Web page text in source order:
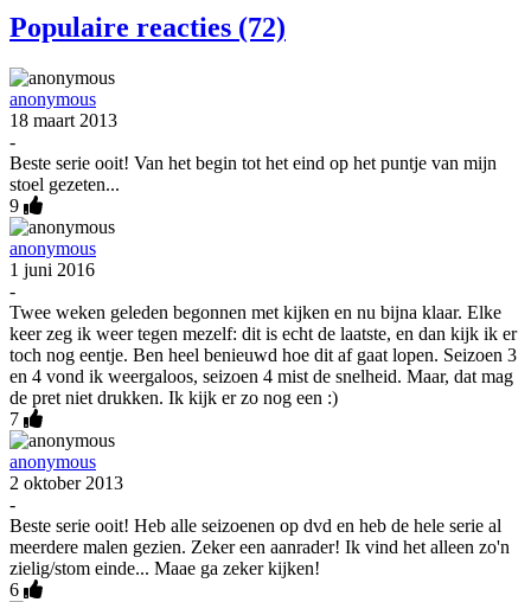
Populaire reacties (72)
anonymous
18 maart 2013
-
Beste serie ooit! Van het begin tot het eind op het puntje van mijn
stoel gezeten...
9
anonymous
1 juni 2016
-
Twee weken geleden begonnen met kijken en nu bijna klaar. Elke
keer zeg ik weer tegen mezelf: dit is echt de laatste, en dan kijk ik er
toch nog eentje. Ben heel benieuwd hoe dit af gaat lopen. Seizoen 3
en 4 vond ik weergaloos, seizoen 4 mist de snelheid. Maar, dat mag
de pret niet drukken. Ik kijk er zo nog een :)
7
anonymous
2 oktober 2013
-
Beste serie ooit! Heb alle seizoenen op dvd en heb de hele serie al
meerdere malen gezien. Zeker een aanrader! Ik vind het alleen zo'n
zielig/stom einde... Maae ga zeker kijken!
6